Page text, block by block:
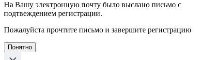
На Вашу электронную почту было выслано письмо с
подтвеждением регистрации.
Пожалуйста прочтите письмо и завершите регистрацию
Понятно